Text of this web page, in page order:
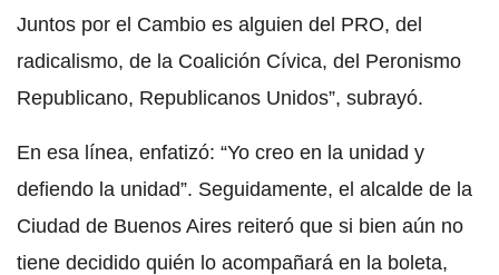
Juntos por el Cambio es alguien del PRO, del
radicalismo, de la Coalición Cívica, del Peronismo
Republicano, Republicanos Unidos”, subrayó.
En esa línea, enfatizó: “Yo creo en la unidad y
defiendo la unidad”. Seguidamente, el alcalde de la
Ciudad de Buenos Aires reiteró que si bien aún no
tiene decidido quién lo acompañará en la boleta,